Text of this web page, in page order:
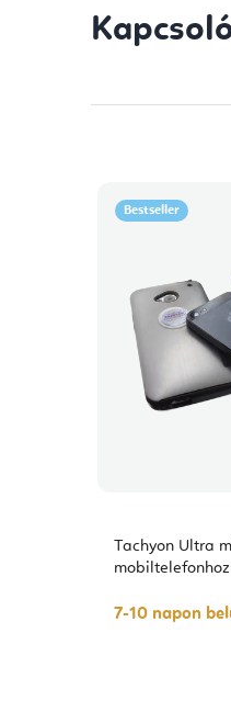
Bestseller
Tachyon Ultra
7-10 napon